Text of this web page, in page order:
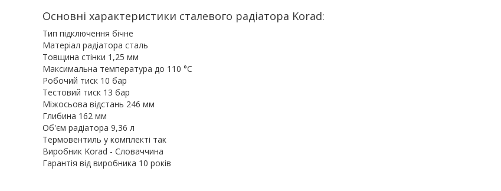
Основні характеристики сталевого радіатора Korad:
Тип підключення бічне
Матеріал радіатора сталь
Товщина стінки 1,25 мм
Максимальна температура до 110 °С
Робочий тиск 10 бар
Тестовий тиск 13 бар
Міжосьова відстань 246 мм
Глибина 162 мм
Об'єм радіатора 9,36 л
Термовентиль у комплекті так
Виробник Korad - Словаччина
Гарантія від виробника 10 років